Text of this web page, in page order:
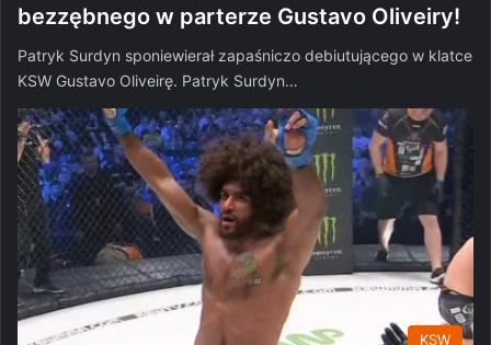
bezzębnego w parterze Gustavo Oliveiry!
Patryk Surdyn sponiewierał zapaśniczo debiutującego w klatce
KSW Gustavo Oliveirę. Patryk Surdyn…
KSW